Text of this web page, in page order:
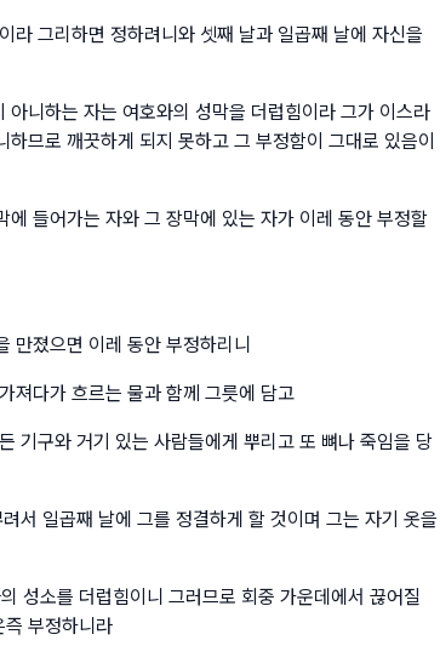
라 그리하면 정하려니와 셋째 날과 일곱째 날에 자신을
니하는 자는 여호와의 성막을 더럽힘이라 그가 이스라
므로 깨끗하게 되지 못하고 그 부정함이 그대로 있음이
들어가는 자와 그 장막에 있는 자가 이레 동안 부정할
만졌으면 이레 동안 부정하리니
져다가 흐르는 물과 함께 그릇에 담고
기구와 거기 있는 사람들에게 뿌리고 또 뼈나 죽임을 당
서 일곱째 날에 그를 정결하게 할 것이며 그는 자기 옷을
성소를 더럽힘이니 그러므로 회중 가운데에서 끊어질
부정하니라